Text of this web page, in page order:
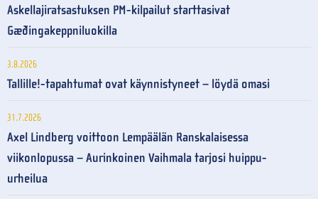
Askellajiratsastuksen PM-kilpailut starttasivat
Gæðingakeppniluokilla
3.8.2026
Tallille!-tapahtumat ovat käynnistyneet – löydä omasi
31.7.2026
Axel Lindberg voittoon Lempäälän Ranskalaisessa
viikonlopussa – Aurinkoinen Vaihmala tarjosi huippu-
urheilua